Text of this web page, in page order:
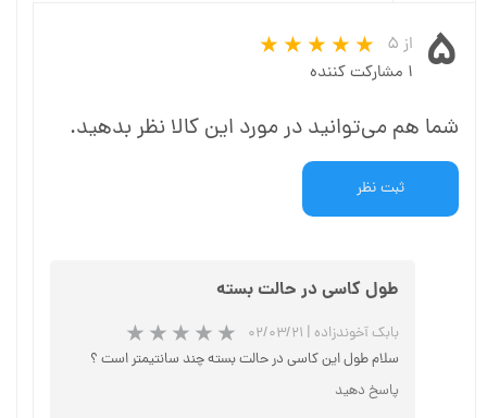
۵ از ۵
۱ مشارکت کننده
شما هم می‌توانید در مورد این کالا نظر بدهید.
ثبت نظر
طول کاسی در حالت بسته
بابک آخوندزاده | ۰۲/۰۳/۲۱
سلام طول این کاسی در حالت بسته چند سانتیمتر است ؟
پاسخ دهید